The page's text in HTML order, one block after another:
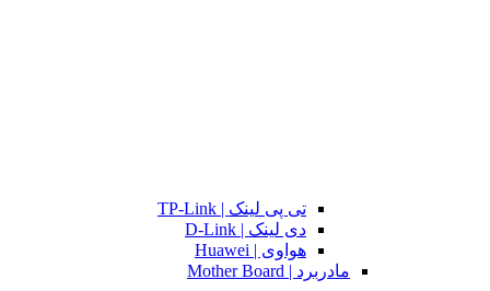
تی پی لینک | TP-Link
دی لینک | D-Link
هواوی | Huawei
مادربرد | Mother Board